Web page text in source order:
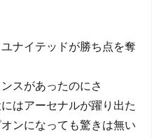
ナイテッドが勝ち点を奪
スがあったのにさ
はアーセナルが躍り出た
ンになっても驚きは無い